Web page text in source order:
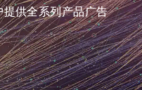
供全系列产品广告